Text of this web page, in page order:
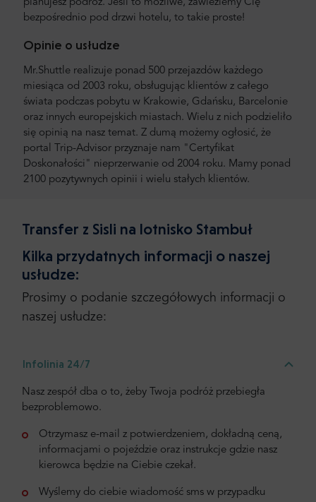
planujesz podróż. Jeśli to możliwe, zawieziemy Cię
bezpośrednio pod drzwi hotelu, to takie proste!
Opinie o usłudze
Mr.Shuttle realizuje ponad 500 przejazdów każdego
miesiąca od 2003 roku, obsługując klientów z całego
świata podczas pobytu w Krakowie, Gdańsku, Barcelonie
oraz innych europejskich miastach. Wielu z nich podzieliło
się opinią na nasz temat. Z dumą możemy ogłosić, że
portal Trip-Advisor przyznaje nam "Certyfikat
Doskonałości" nieprzerwanie od 2004 roku. Mamy ponad
2100 pozytywnych opinii i wielu stałych klientów.
Transfer z Sisli na lotnisko Stambuł
Kilka przydatnych informacji o naszej
usłudze:
Prosimy o podanie szczegółowych informacji o
naszej usłudze:
Infolinia 24/7
Nasz zespół dba o to, żeby Twoja podróż przebiegła
bezproblemowo.
Otrzymasz e-mail z potwierdzeniem, dokładną ceną,
informacjami o pojeździe oraz instrukcje gdzie nasz
kierowca będzie na Ciebie czekał.
Wyślemy do ciebie wiadomość sms w przypadku